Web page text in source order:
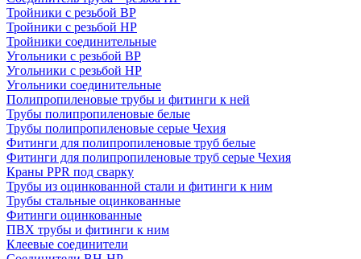
Тройники с резьбой ВР
Тройники с резьбой НР
Тройники соединительные
Угольники с резьбой ВР
Угольники с резьбой НР
Угольники соединительные
Полипропиленовые трубы и фитинги к ней
Трубы полипропиленовые белые
Трубы полипропиленовые серые Чехия
Фитинги для полипропиленовые труб белые
Фитинги для полипропиленовые труб серые Чехия
Краны PPR под сварку
Трубы из оцинкованной стали и фитинги к ним
Трубы стальные оцинкованные
Фитинги оцинкованные
ПВХ трубы и фитинги к ним
Клеевые соединители